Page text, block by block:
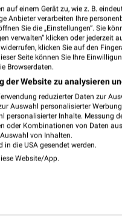
mobil – App jetzt laden
einem Gerät zu, wie z. B.
Anbieter verarbeiten Ihre
Sie die „Einstellungen“. Sie
verwalten“ klicken oder jederzeit
klicken Sie auf den
Seite können Sie Ihre
Browserdaten.
Website zu analysieren
reduzierter Daten zur
Auswahl personalisierter
Inhalte. Messung
Kombinationen von Daten
von Inhalten.
die USA gesendet werden.
Website/App.